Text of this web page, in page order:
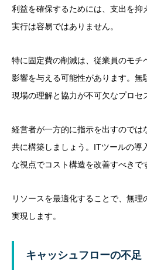
利益を確保するためには、支出を抑
実行は容易ではありません。
特に固定費の削減は、従業員のモチ
影響を与える可能性があります。無
現場の理解と協力が不可欠なプロセ
経営者が一方的に指示を出すのでは
共に構築しましょう。ITツールの導
な視点でコスト構造を改善すべきで
リソースを最適化することで、無
実現します。
キャッシュフローの不足